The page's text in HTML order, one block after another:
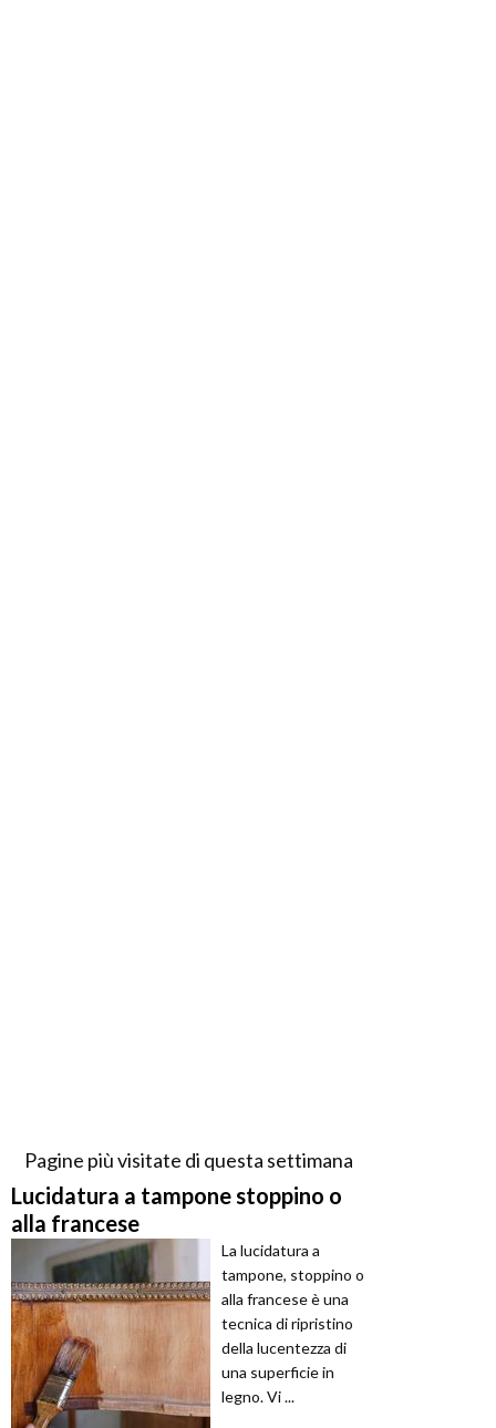
Pagine più visitate di questa settimana
Lucidatura a tampone stoppino o
alla francese
La lucidatura a
tampone, stoppino o
alla francese è una
tecnica di ripristino
della lucentezza di
una superficie in
legno. Vi ...